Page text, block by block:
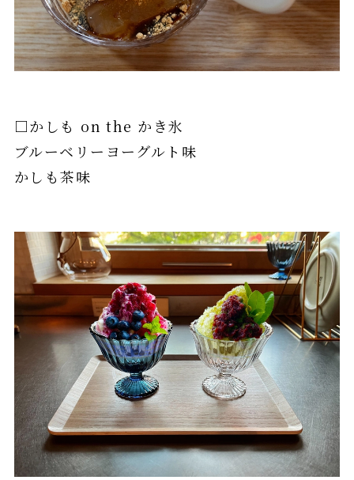
□かしも on the かき氷
ブルーベリーヨーグルト味
かしも茶味